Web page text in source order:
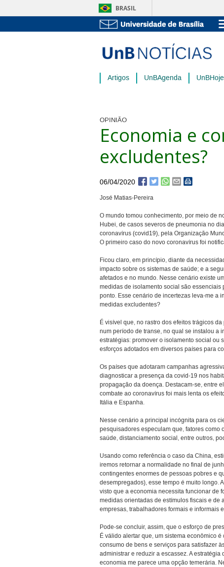
BRASIL
Artigos UnBAgenda UnBHoje
OPINIÃO
Economia e
excludentes?
06/04/2020
José Matias-Pereira
O mundo tomou conhecimento, por meio de
Hubei, de casos severos de pneumonia no
coronavírus (covid19), pela Organização
O primeiro caso do novo coronavírus foi
Ficou claro, em princípio, diante da
impacto sobre os sistemas de saúde; e a
afetados e no mundo. Nesse cenário existe
medidas de isolamento social são
ponto. Esse cenário de incertezas leva-me a
medidas excludentes?
É visível que, no rastro dos efeitos trágicos
num período de transe, no qual se instalou a
estratégias: promover o isolamento social ou
esforços adotados em diversos países para
Os países que adotaram campanhas
diagnosticar a presença da covid-19 nos
propagação da doença. Destacam-se, entre
combate ao coronavírus foi mais lenta os
Itália e Espanha.
Nesse cenário a principal incógnita para os
pesquisadores especulam que, fatores como
saúde, distanciamento social, entre outros,
Usando como referência o caso da China,
iremos retornar a normalidade no final de
contingentes enormes de pessoas pobres e
desempregados), esse tempo é muito longo.
visto que a economia necessita funcionar de
medidas orientadas de estímulos fiscais e
empresas, trabalhadores formais e
Pode-se concluir, assim, que o esforço de
É válido alertar que, um sistema econômico
consumo de bens e serviços para satisfazer
administrar e reduzir a escassez. A
economia me parece uma opção temerária.